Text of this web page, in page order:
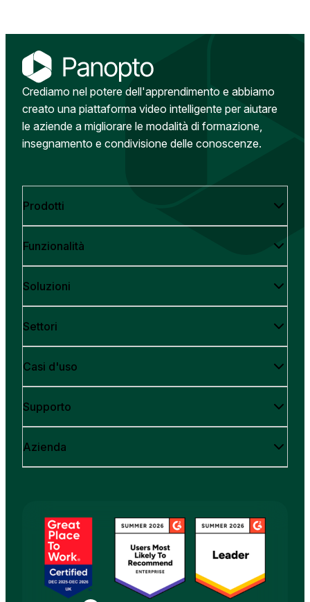
Crediamo nel potere dell'apprendimento e abbiamo
creato una piattaforma video intelligente per aiutare
le aziende a migliorare le modalità di formazione,
insegnamento e condivisione delle conoscenze.
Prodotti
Funzionalità
Soluzioni
Settori
Casi d'uso
Supporto
Azienda